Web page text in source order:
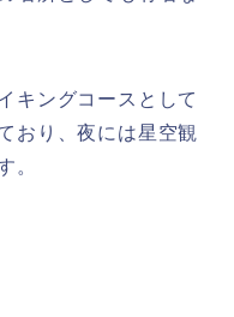
キングコースとして
おり、夜には星空観
。